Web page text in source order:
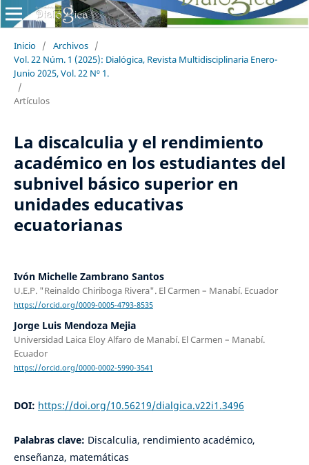
Inicio / Archivos /
Vol. 22 Núm. 1 (2025): Dialógica, Revista Multidisciplinaria Enero-
Junio 2025, Vol. 22 Nº 1.
/
Artículos
La discalculia y el rendimiento
académico en los estudiantes del
subnivel básico superior en
unidades educativas
ecuatorianas
Ivón Michelle Zambrano Santos
U.E.P. "Reinaldo Chiriboga Rivera". El Carmen – Manabí. Ecuador
https://orcid.org/0009-0005-4793-8535
Jorge Luis Mendoza Mejia
Universidad Laica Eloy Alfaro de Manabí. El Carmen – Manabí.
Ecuador
https://orcid.org/0000-0002-5990-3541
DOI: https://doi.org/10.56219/dialgica.v22i1.3496
Palabras clave: Discalculia, rendimiento académico,
enseñanza, matemáticas